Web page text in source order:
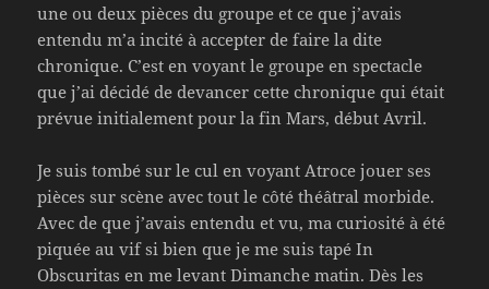
une ou deux pièces du groupe et ce que j’avais
entendu m’a incité à accepter de faire la dite
chronique. C’est en voyant le groupe en spectacle
que j’ai décidé de devancer cette chronique qui était
prévue initialement pour la fin Mars, début Avril.
Je suis tombé sur le cul en voyant Atroce jouer ses
pièces sur scène avec tout le côté théâtral morbide.
Avec de que j’avais entendu et vu, ma curiosité à été
piquée au vif si bien que je me suis tapé In
Obscuritas en me levant Dimanche matin. Dès les